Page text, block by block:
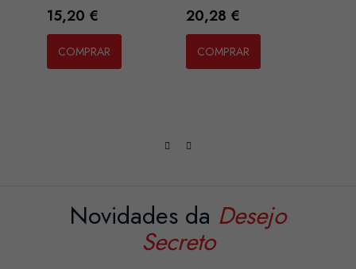
Preço
15,20 €
COMPRAR
Preço
20,28 €
COMPRAR
Novidades da Desejo
Secreto